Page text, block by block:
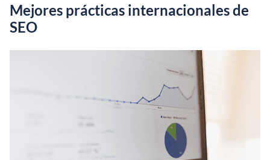
Mejores prácticas internacionales de
SEO